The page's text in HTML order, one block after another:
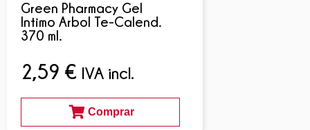
Green Pharmacy Gel
Intimo Arbol Te-Calend.
370 ml.
2,59€ IVA incl.
Comprar